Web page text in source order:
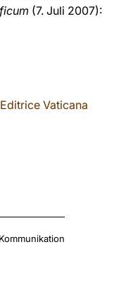
(7. Juli 2007):
Vaticana